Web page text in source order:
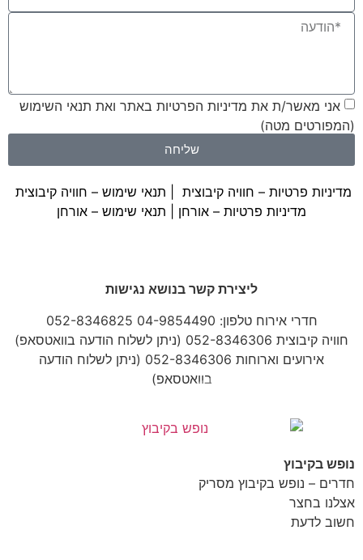
אני מאשר/ת את מדיניות הפרטיות באתר ואת תנאי השימוש
(המפורטים מטה)
שליחה
מדיניות פרטיות – חוויה קיבוצית
תנאי שימוש – חוויה קיבוצית
מדיניות פרטיות – אורחן
תנאי שימוש – אורחן
ליצירת קשר בנושא נגישות
חדרי אירוח טלפון: 04-9854490 052-8346825
חוויה קיבוצית 052-8346306 (ניתן לשלוח הודעה בוואטסאפ)
אירועים וארוחות 052-8346306 (ניתן לשלוח הודעה
בוואטסאפ)
נופש בקיבוץ
חדרים – נופש בקיבוץ מסריק
אצלנו בחצר
חשוב לדעת